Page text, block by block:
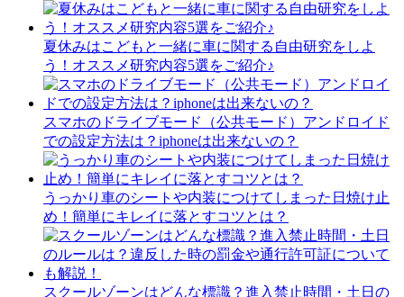
夏休みはこどもと一緒に車に関する自由研究をしよ
う！オススメ研究内容5選をご紹介♪
スマホのドライブモード（公共モード）アンドロイド
での設定方法は？iphoneは出来ないの？
うっかり車のシートや内装につけてしまった日焼け止
め！簡単にキレイに落とすコツとは？
スクールゾーンはどんな標識？進入禁止時間・土日の